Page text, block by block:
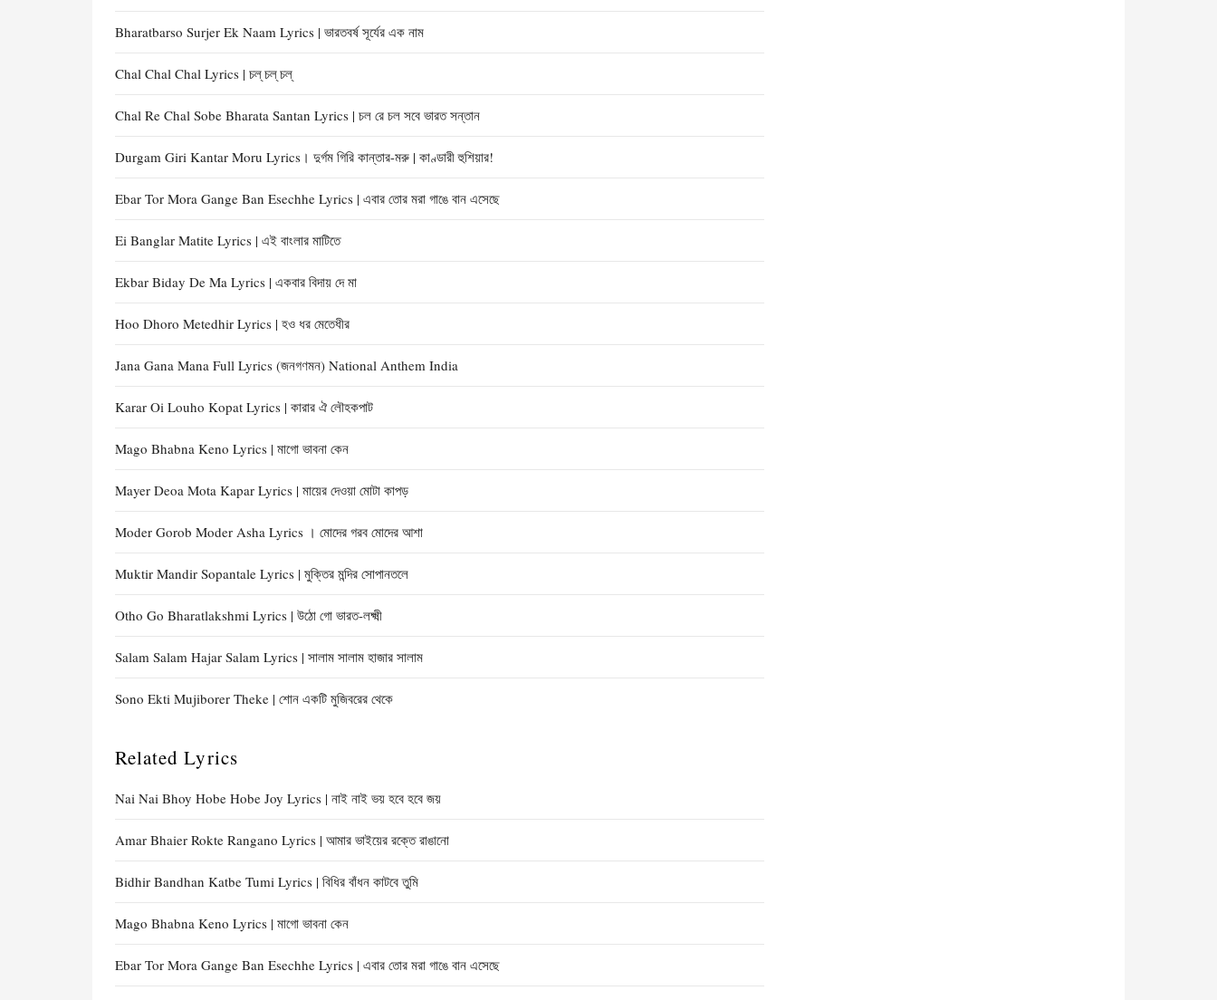
Bharatbarso Surjer Ek Naam Lyrics | ভারতবর্ষ সূর্যের এক নাম
Chal Chal Chal Lyrics | চল্‌ চল্ চল্
Chal Re Chal Sobe Bharata Santan Lyrics | চল রে চল সবে ভারত সন্তান
Durgam Giri Kantar Moru Lyrics। দুর্গম গিরি কান্তার-মরু | কাণ্ডারী হুশিয়ার!
Ebar Tor Mora Gange Ban Esechhe Lyrics | এবার তোর মরা গাঙে বান এসেছে
Ei Banglar Matite Lyrics | এই বাংলার মাটিতে
Ekbar Biday De Ma Lyrics | একবার বিদায় দে মা
Hoo Dhoro Metedhir Lyrics | হও ধর মেতেধীর
Jana Gana Mana Full Lyrics (জনগণমন) National Anthem India
Karar Oi Louho Kopat Lyrics | কারার ঐ লৌহকপাট
Mago Bhabna Keno Lyrics | মাগো ভাবনা কেন
Mayer Deoa Mota Kapar Lyrics | মায়ের দেওয়া মোটা কাপ​ড়
Moder Gorob Moder Asha Lyrics । মোদের গরব মোদের আশা
Muktir Mandir Sopantale Lyrics | মুক্তির মন্দির সোপানতলে
Otho Go Bharatlakshmi Lyrics | উঠো গো ভারত-লক্ষ্মী
Salam Salam Hajar Salam Lyrics | সালাম সালাম হাজার সালাম
Sono Ekti Mujiborer Theke | শোন একটি মুজিবরের থেকে
Related Lyrics
Nai Nai Bhoy Hobe Hobe Joy Lyrics | নাই নাই ভয় হবে হবে জয়
Amar Bhaier Rokte Rangano Lyrics | আমার ভাইয়ের রক্তে রাঙানো
Bidhir Bandhan Katbe Tumi Lyrics | বিধির বাঁধন কাটবে তুমি
Mago Bhabna Keno Lyrics | মাগো ভাবনা কেন
Ebar Tor Mora Gange Ban Esechhe Lyrics | এবার তোর মরা গাঙে বান এসেছে